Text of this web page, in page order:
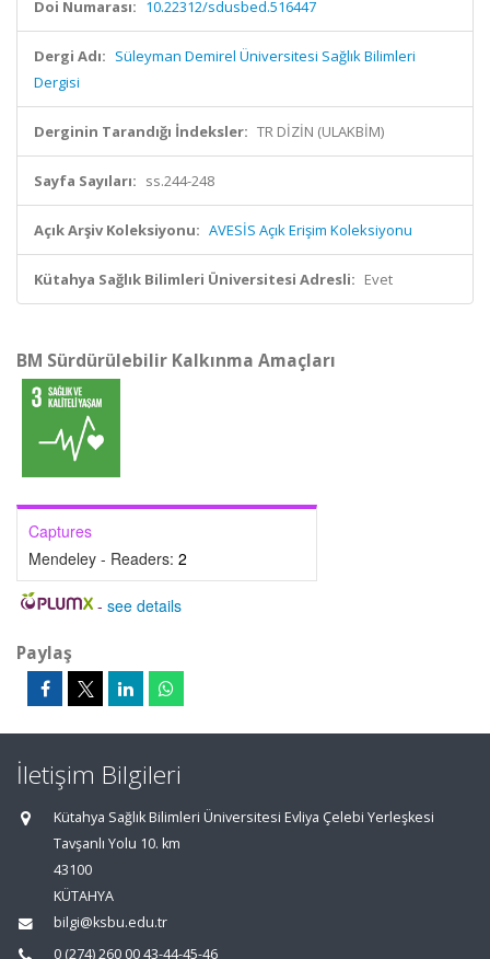
Doi Numarası: 10.22312/sdusbed.516447
Dergi Adı: Süleyman Demirel Üniversitesi Sağlık Bilimleri
Dergisi
Derginin Tarandığı İndeksler: TR DİZİN (ULAKBİM)
Sayfa Sayıları: ss.244-248
Açık Arşiv Koleksiyonu: AVESİS Açık Erişim Koleksiyonu
Kütahya Sağlık Bilimleri Üniversitesi Adresli: Evet
BM Sürdürülebilir Kalkınma Amaçları
Captures
Mendeley - Readers: 2
- see details
Paylaş
İletişim Bilgileri
Kütahya Sağlık Bilimleri Üniversitesi Evliya Çelebi Yerleşkesi
Tavşanlı Yolu 10. km
43100
KÜTAHYA
bilgi@ksbu.edu.tr
0 (274) 260 00 43-44-45-46